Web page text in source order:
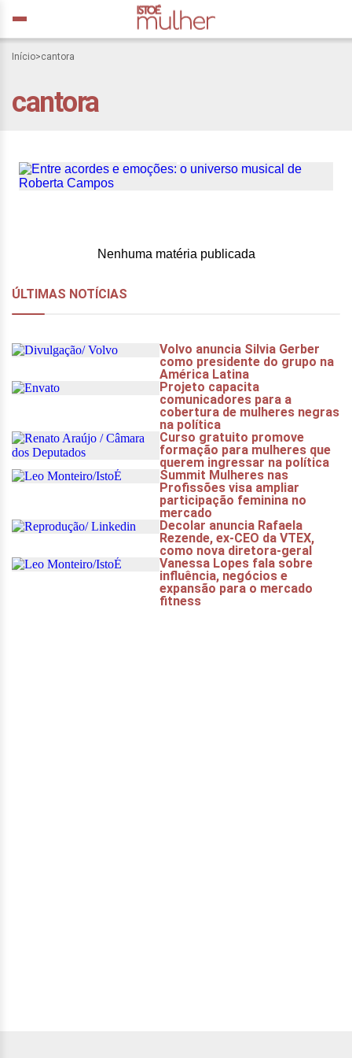
Início>cantora
cantora
Entre acordes e emoções:
Nenhuma matéria publicada